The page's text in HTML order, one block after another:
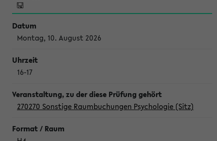
Montag, 10. August 2026
16-17
270270 Sonstige Raumbuchungen Psychologie (Sitz)